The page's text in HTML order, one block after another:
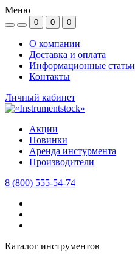
Меню
0 0 0
О компании
Доставка и оплата
Информационные статьи
Контакты
Личный кабинет
Акции
Новинки
Аренда инстурмента
Производители
8 (800) 555-54-74
Каталог инструментов